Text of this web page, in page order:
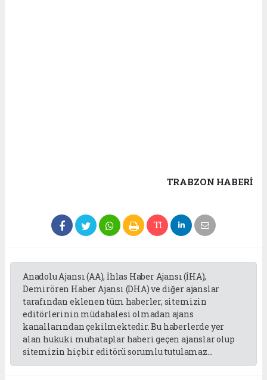
TRABZON HABERİ
Anadolu Ajansı (AA), İhlas Haber Ajansı (İHA),
Demirören Haber Ajansı (DHA) ve diğer ajanslar
tarafından eklenen tüm haberler, sitemizin
editörlerinin müdahalesi olmadan ajans
kanallarından çekilmektedir. Bu haberlerde yer
alan hukuki muhataplar haberi geçen ajanslar olup
sitemizin hiç bir editörü sorumlu tutulamaz...